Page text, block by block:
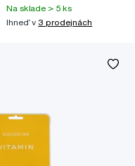
Na sklade > 5 ks
Ihneď v 3 prodejnách